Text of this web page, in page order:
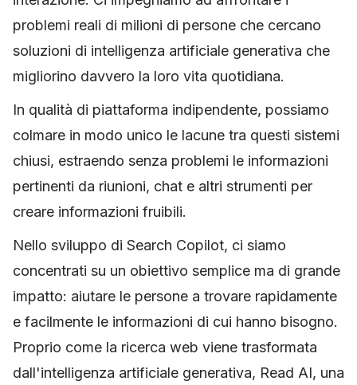
problemi reali di milioni di persone che cercano
soluzioni di intelligenza artificiale generativa che
migliorino davvero la loro vita quotidiana.
In qualità di piattaforma indipendente, possiamo
colmare in modo unico le lacune tra questi sistemi
chiusi, estraendo senza problemi le informazioni
pertinenti da riunioni, chat e altri strumenti per
creare informazioni fruibili.
Nello sviluppo di Search Copilot, ci siamo
concentrati su un obiettivo semplice ma di grande
impatto: aiutare le persone a trovare rapidamente
e facilmente le informazioni di cui hanno bisogno.
Proprio come la ricerca web viene trasformata
dall'intelligenza artificiale generativa, Read AI, una